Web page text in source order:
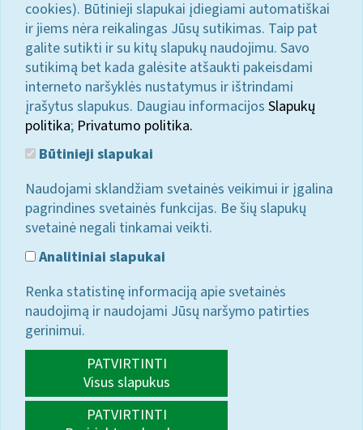
cookies). Būtinieji slapukai įdiegiami automatiškai
ir jiems nėra reikalingas Jūsų sutikimas. Taip pat
galite sutikti ir su kitų slapukų naudojimu. Savo
sutikimą bet kada galėsite atšaukti pakeisdami
interneto naršyklės nustatymus ir ištrindami
įrašytus slapukus. Daugiau informacijos Slapukų
politika; Privatumo politika.
Būtinieji slapukai
Naudojami sklandžiam svetainės veikimui ir įgalina
pagrindines svetainės funkcijas. Be šių slapukų
svetainė negali tinkamai veikti.
Analitiniai slapukai
Renka statistinę informaciją apie svetainės
naudojimą ir naudojami Jūsų naršymo patirties
gerinimui.
PATVIRTINTI
Visus slapukus
PATVIRTINTI